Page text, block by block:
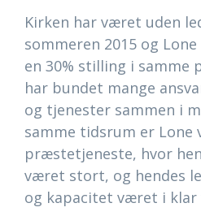
Kirken har været uden
sommeren 2015 og
en 30% stilling i samme
har bundet mange
og tjenester sammen i
samme tidsrum er Lone
præstetjeneste, hvor
været stort, og hendes
og kapacitet været i